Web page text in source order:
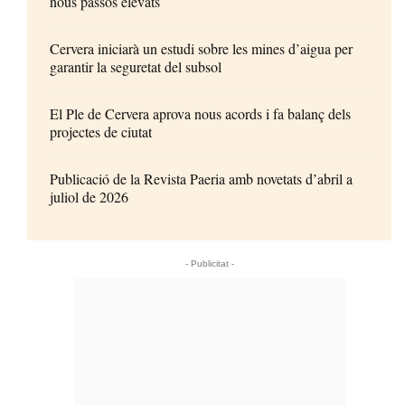
Cervera iniciarà un estudi sobre les mines d’aigua per
garantir la seguretat del subsol
El Ple de Cervera aprova nous acords i fa balanç dels
projectes de ciutat
Publicació de la Revista Paeria amb novetats d’abril a
juliol de 2026
- Publicitat -